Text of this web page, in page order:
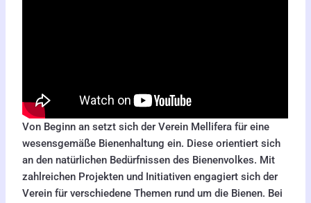
Von Beginn an setzt sich der Verein Mellifera für eine
wesensgemäße Bienenhaltung ein. Diese orientiert sich
an den natürlichen Bedürfnissen des Bienenvolkes. Mit
zahlreichen Projekten und Initiativen engagiert sich der
Verein für verschiedene Themen rund um die Bienen. Bei